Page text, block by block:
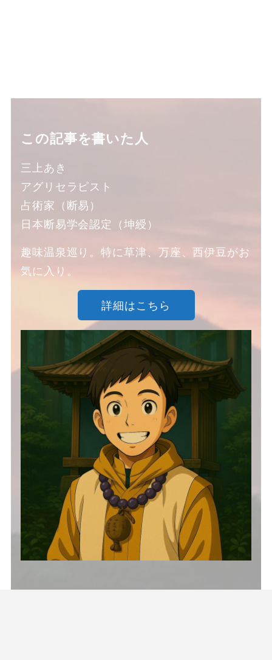
この記事を書いた人
三上あき
アグリセラピスト
占術家（断易）
日本断易学会認定（坤綬）
趣味温泉巡り。特に草津、万座、西伊豆がお
気に入り。
詳細はこちら